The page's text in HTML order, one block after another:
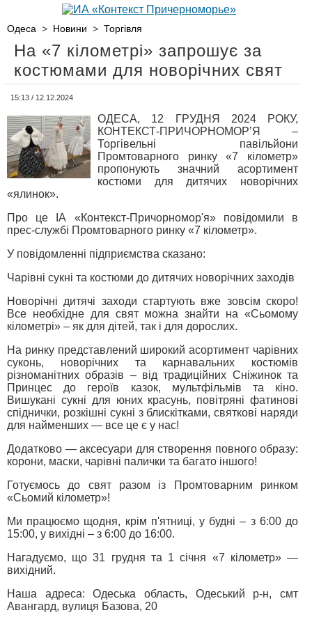
Одеса > Новини > Торгівля
На «7 кілометрі» запрошує за
костюмами для новорічних свят
15:13 / 12.12.2024
ОДЕСА, 12 ГРУДНЯ 2024 РОКУ,
КОНТЕКСТ-ПРИЧОРНОМОР’Я –
Торгівельні павільйони
Промтоварного ринку «7 кілометр»
пропонують значний асортимент
костюми для дитячих новорічних
«ялинок».
Про це ІА «Контекст-Причорномор'я» повідомили в
прес-службі Промтоварного ринку «7 кілометр».
У повідомленні підприємства сказано:
Чарівні сукні та костюми до дитячих новорічних заходів
Новорічні дитячі заходи стартують вже зовсім скоро!
Все необхідне для свят можна знайти на «Сьомому
кілометрі» – як для дітей, так і для дорослих.
На ринку представлений широкий асортимент чарівних
суконь, новорічних та карнавальних костюмів
різноманітних образів – від традиційних Сніжинок та
Принцес до героїв казок, мультфільмів та кіно.
Вишукані сукні для юних красунь, повітряні фатинові
спіднички, розкішні сукні з блискітками, святкові наряди
для найменших — все це є у нас!
Додатково — аксесуари для створення повного образу:
корони, маски, чарівні палички та багато іншого!
Готуємось до свят разом із Промтоварним ринком
«Сьомий кілометр»!
Ми працюємо щодня, крім п'ятниці, у будні – з 6:00 до
15:00, у вихідні – з 6:00 до 16:00.
Нагадуємо, що 31 грудня та 1 січня «7 кілометр» —
вихідний.
Наша адреса: Одеська область, Одеський р-н, смт
Авангард, вулиця Базова, 20